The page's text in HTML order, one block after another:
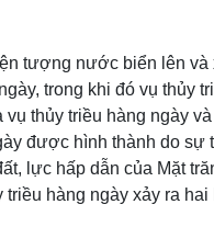
tượng nước biển lên và
trong khi đó vụ thủy
thủy triều hàng ngày
được hình thành do sự
lực hấp dẫn của Mặt
triều hàng ngày xảy ra